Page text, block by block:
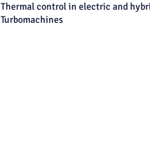
Thermal control in electric and
Turbomachines